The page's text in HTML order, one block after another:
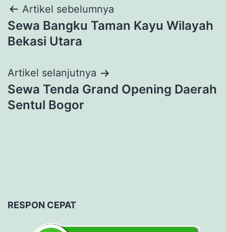
Navigasi
pos
Artikel sebelumnya
Sewa Bangku Taman Kayu Wilayah
Bekasi Utara
Artikel selanjutnya
Sewa Tenda Grand Opening Daerah
Sentul Bogor
RESPON CEPAT